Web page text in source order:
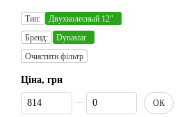
Тип:
Двухколесный 12"
Бренд:
Dynastar
Очистити фільтр
Ціна, грн
Від Ціна, грн
До Ціна, грн
ОК